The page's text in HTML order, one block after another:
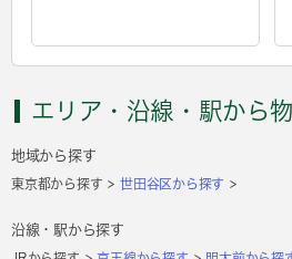
エリア・沿線・駅から
地域から探す
東京都から探す 世田谷区から探す
沿線・駅から探す